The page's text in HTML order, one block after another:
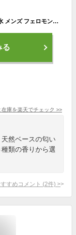
【2点買で香水オイル】 人を引き寄せる 練り香水 メンズ フェロモン香水 モテ香水 &SH efu+HOMME フェノセンティ バーム 各種 [ オム オスモフェリン オスモフェロモン 配合 最強 香水 練香水 男性用 フレグランスミスト フレグランススプレー も 人気 ] +lt3+ tg_smc
る
在庫を楽天でチェック >>
然ベースの匂い
類の香りから選
すめコメント (2件) >